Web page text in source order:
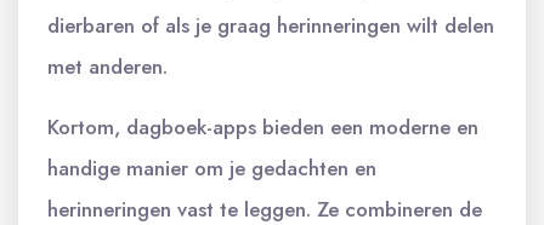
dierbaren of als je graag herinneringen wilt delen
met anderen.
Kortom, dagboek-apps bieden een moderne en
handige manier om je gedachten en
herinneringen vast te leggen. Ze combineren de